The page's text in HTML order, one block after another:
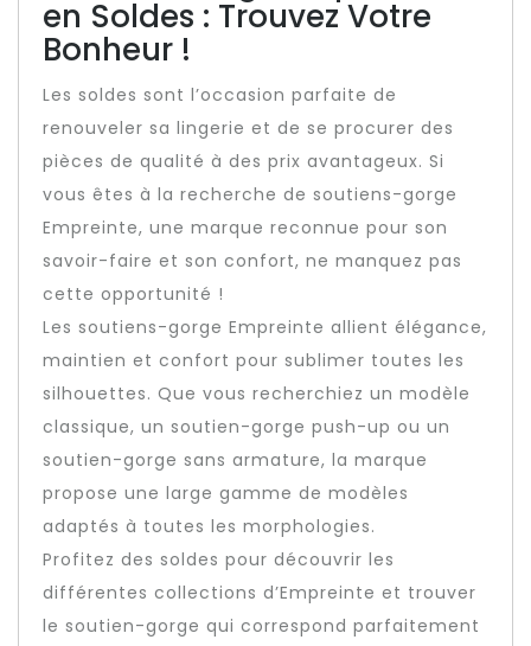
en Soldes : Trouvez Votre
Bonheur !
Les soldes sont l’occasion parfaite de
renouveler sa lingerie et de se procurer des
pièces de qualité à des prix avantageux. Si
vous êtes à la recherche de soutiens-gorge
Empreinte, une marque reconnue pour son
savoir-faire et son confort, ne manquez pas
cette opportunité !
Les soutiens-gorge Empreinte allient élégance,
maintien et confort pour sublimer toutes les
silhouettes. Que vous recherchiez un modèle
classique, un soutien-gorge push-up ou un
soutien-gorge sans armature, la marque
propose une large gamme de modèles
adaptés à toutes les morphologies.
Profitez des soldes pour découvrir les
différentes collections d’Empreinte et trouver
le soutien-gorge qui correspond parfaitement